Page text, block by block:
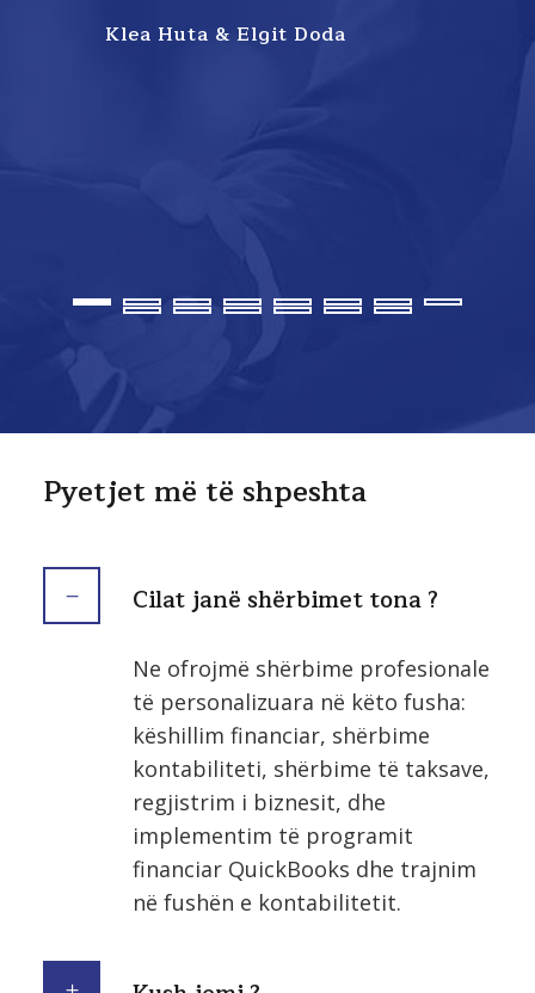
Klea Huta & Elgit Doda
Pyetjet më të shpeshta
Cilat janë shërbimet tona ?
Ne ofrojmë shërbime profesionale
të personalizuara në këto fusha:
këshillim financiar, shërbime
kontabiliteti, shërbime të taksave,
regjistrim i biznesit, dhe
implementim të programit
financiar QuickBooks dhe trajnim
në fushën e kontabilitetit.